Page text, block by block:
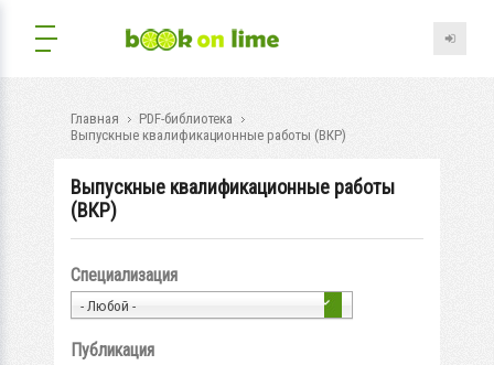
Главная
PDF-библиотека
Выпускные квалификационные работы (ВКР)
Выпускные квалификационные работы
(ВКР)
Специализация
- Любой -
Публикация